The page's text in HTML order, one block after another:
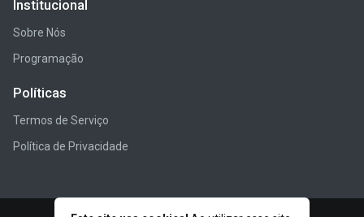
Institucional
Sobre Nós
Programação
Políticas
Termos de Serviço
Política de Privacidade